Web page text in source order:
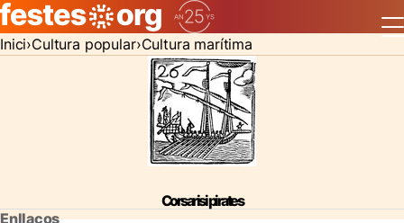
Inici Cultura popular Cultura marítima
Corsaris i pirates
Enllaços